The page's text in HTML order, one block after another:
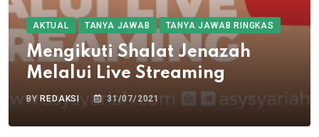
AKTUAL TANYA JAWAB TANYA JAWAB RINGKAS
Mengikuti Shalat Jenazah
Melalui Live Streaming
BYREDAKSI 31/07/2021